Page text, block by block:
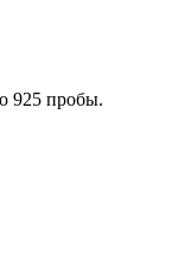
925 пробы.